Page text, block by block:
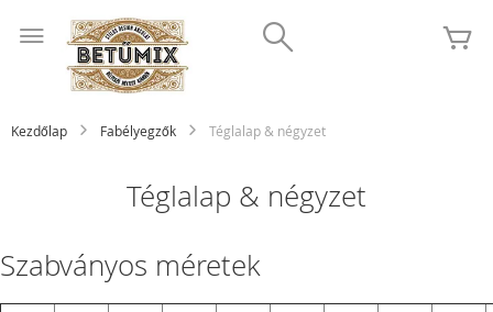
tartalomhoz
Kezdőlap Fabélyegzők Téglalap & négyzet
Téglalap & négyzet
Szabványos méretek